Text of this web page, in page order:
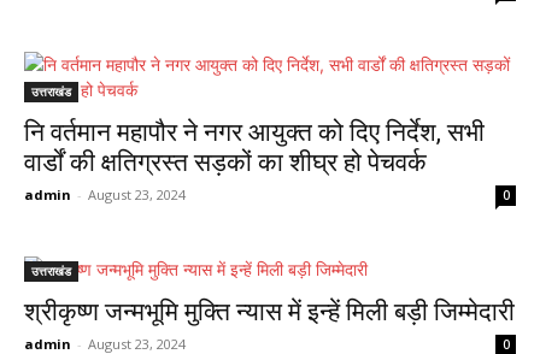
उत्तराखंड
नि वर्तमान महापौर ने नगर आयुक्त को दिए निर्देश, सभी
वार्डों की क्षतिग्रस्त सड़कों का शीघ्र हो पेचवर्क
admin - August 23, 2024 0
उत्तराखंड
श्रीकृष्ण जन्मभूमि मुक्ति न्यास में इन्हें मिली बड़ी जिम्मेदारी
admin - August 23, 2024 0